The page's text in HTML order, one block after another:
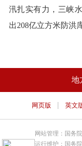
汛扎实有力，三峡
出208亿立方米防洪
地
网页版 | 英文
网站管理：国务
运行维护：国务